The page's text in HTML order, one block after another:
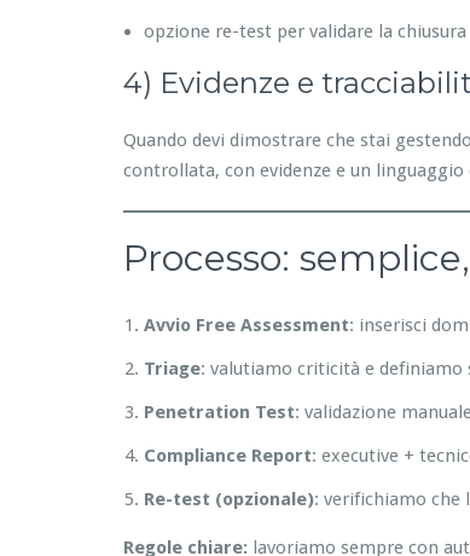
opzione re-test per validare la
4) Evidenze e
Quando devi dimostrare che stai
controllata, con evidenze e un
Processo:
Avvio Free Assessment: inserisci
Triage: valutiamo criticità e definiamo
Penetration Test: validazione
Compliance Report: executive +
Re-test (opzionale): verifichiamo che
Regole chiare: lavoriamo sempre con